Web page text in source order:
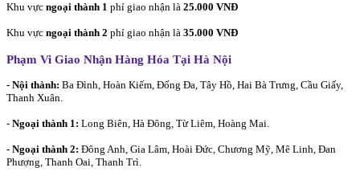
Khu vực ngoại thành 1 phí giao nhận là 25.000 VNĐ
Khu vực ngoại thành 2 phí giao nhận là 35.000 VNĐ
Phạm Vi Giao Nhận Hàng Hóa Tại Hà Nội
- Nội thành: Ba Đình, Hoàn Kiếm, Đống Đa, Tây Hồ, Hai Bà Trưng, Cầu Giấy,
Thanh Xuân.
- Ngoại thành 1: Long Biên, Hà Đông, Từ Liêm, Hoàng Mai.
- Ngoại thành 2: Đông Anh, Gia Lâm, Hoài Đức, Chương Mỹ, Mê Linh, Đan
Phượng, Thanh Oai, Thanh Trì.